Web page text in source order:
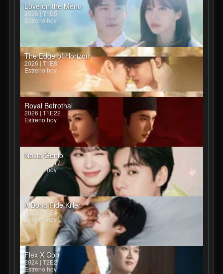
Love on the Menu
2026 | T1E5
Estreno hoy
The Edge of Horizon
2026 | T1E8
Estreno hoy
Royal Betrothal
2026 | T1E22
Estreno hoy
Novia Genio
2026 | T1E17
Estreno hoy
A Bona Fide Killer
2026 | T1E4
Estreno hoy
Flex X Cop
2024 | T2E2
Estreno hoy